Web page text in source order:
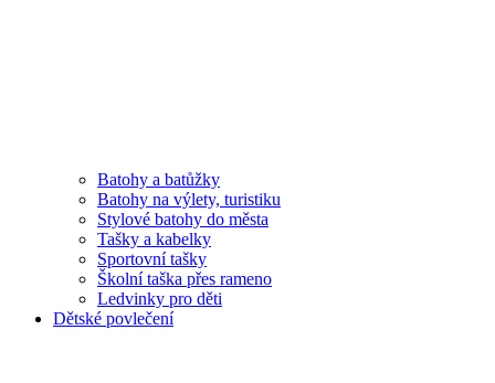
Batohy a batůžky
Batohy na výlety, turistiku
Stylové batohy do města
Tašky a kabelky
Sportovní tašky
Školní taška přes rameno
Ledvinky pro děti
Dětské povlečení